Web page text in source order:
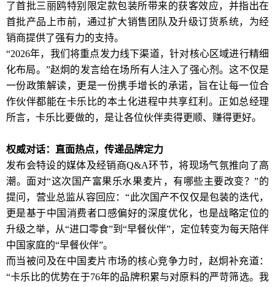
了首批三丽鸥特别限定款包装所带来的获客效应，并指出在
首批产品上市前，通过扩大销售团队及升级订货系统，为经
销商提供了强有力的支持。
“2026年，我们将重点发力线下渠道，针对核心区域进行精细
化布局。”赵炯的发言给在场所有人注入了强心剂。这不仅是
一份政策解读，更是一份携手增长的承诺，旨在让每一位合
作伙伴都能在卡乐比的本土化进程中共享红利。正如总经理
所言，卡乐比要做的，是让各位伙伴卖得更顺、赚得更好。
权威对话：直面热点，传递品牌定力
发布会特设的媒体及经销商Q&A环节，将现场气氛推向了高
潮。面对“这次国产富果乐水果麦片，有哪些主要改变？”的
提问，营业总监从容回应：“此次国产不仅仅是包装的迭代，
更是基于中国消费者口感偏好的深度优化，也是战略定位的
升级之举，从“进口零食”到“早餐伙伴”，定位转变为每天陪伴
中国家庭的“早餐伙伴”。
而当被问及在中国麦片市场的核心竞争力时，赵炯补充道：
“卡乐比的优势在于76年的品牌积累与对原料的严苛筛选。我